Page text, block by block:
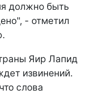
должно быть
- отметил
Яир Лапид
извинений.
слова